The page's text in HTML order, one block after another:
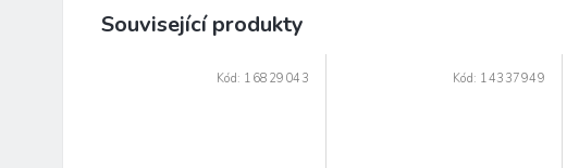
Související produkty
Kód: 16829043 Kód: 14337949